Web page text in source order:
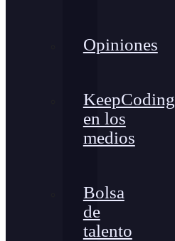
Opiniones
KeepCoding
en los
medios
Bolsa
de
talento